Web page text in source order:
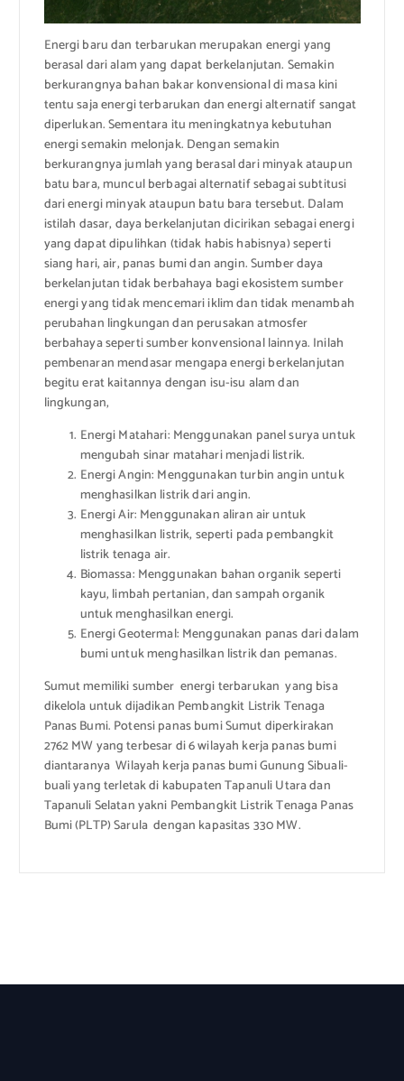
Energi baru dan terbarukan merupakan energi yang
berasal dari alam yang dapat berkelanjutan. Semakin
berkurangnya bahan bakar konvensional di masa kini
tentu saja energi terbarukan dan energi alternatif sangat
diperlukan. Sementara itu meningkatnya kebutuhan
energi semakin melonjak. Dengan semakin
berkurangnya jumlah yang berasal dari minyak ataupun
batu bara, muncul berbagai alternatif sebagai subtitusi
dari energi minyak ataupun batu bara tersebut. Dalam
istilah dasar, daya berkelanjutan dicirikan sebagai energi
yang dapat dipulihkan (tidak habis habisnya) seperti
siang hari, air, panas bumi dan angin. Sumber daya
berkelanjutan tidak berbahaya bagi ekosistem sumber
energi yang tidak mencemari iklim dan tidak menambah
perubahan lingkungan dan perusakan atmosfer
berbahaya seperti sumber konvensional lainnya. Inilah
pembenaran mendasar mengapa energi berkelanjutan
begitu erat kaitannya dengan isu-isu alam dan
lingkungan,
Energi Matahari: Menggunakan panel surya untuk
mengubah sinar matahari menjadi listrik.
Energi Angin: Menggunakan turbin angin untuk
menghasilkan listrik dari angin.
Energi Air: Menggunakan aliran air untuk
menghasilkan listrik, seperti pada pembangkit
listrik tenaga air.
Biomassa: Menggunakan bahan organik seperti
kayu, limbah pertanian, dan sampah organik
untuk menghasilkan energi.
Energi Geotermal: Menggunakan panas dari dalam
bumi untuk menghasilkan listrik dan pemanas.
Sumut memiliki sumber energi terbarukan yang bisa
dikelola untuk dijadikan Pembangkit Listrik Tenaga
Panas Bumi. Potensi panas bumi Sumut diperkirakan
2762 MW yang terbesar di 6 wilayah kerja panas bumi
diantaranya Wilayah kerja panas bumi Gunung Sibuali-
buali yang terletak di kabupaten Tapanuli Utara dan
Tapanuli Selatan yakni Pembangkit Listrik Tenaga Panas
Bumi (PLTP) Sarula dengan kapasitas 330 MW.